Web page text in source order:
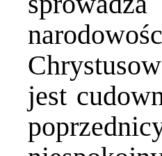
jest